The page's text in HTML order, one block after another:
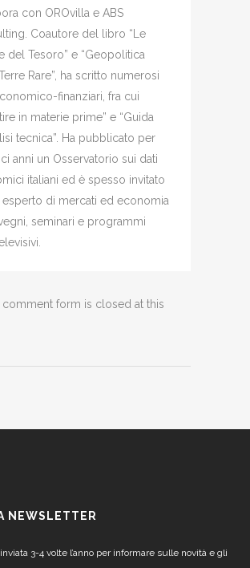
con OROvilla e ABS
Coautore del libro “Le
del Tesoro” e “Geopolitica
Rare”, ha scritto numerosi
finanziari, fra cui
in materie prime” e “Guida
tecnica”. Ha pubblicato per
anni un Osservatorio sui dati
italiani ed è spesso invitato
di mercati ed economia
seminari e programmi
comment form is closed at this
NEWSLETTER
3-4 volte l’anno per informare sulle novità e gli